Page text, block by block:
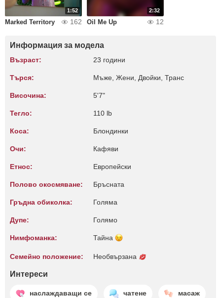
1:52
Marked Territory 162
2:32
Oil Me Up 12
Информация за модела
Възраст: 23 години
Търся: Мъже, Жени, Двойки, Транс
Височина: 5'7"
Тегло: 110 lb
Коса: Блондинки
Очи: Кафяви
Етнос: Европейски
Полово окосмяване: Бръсната
Гръдна обиколка: Голяма
Дупе: Голямо
Нимфоманка: Тайна
Семейно положение: Необвързана
Интереси
наслаждаващи се чатене масаж